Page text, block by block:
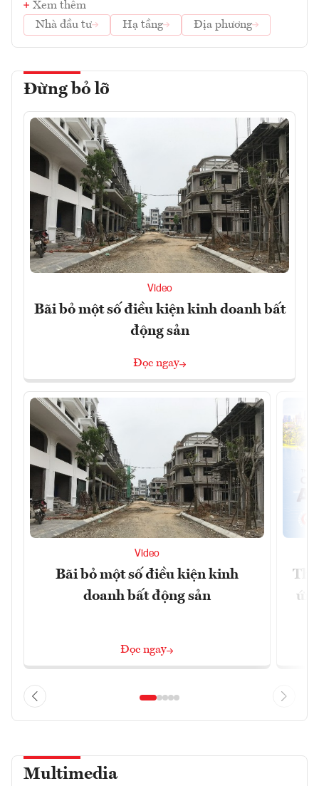
Xem thêm
Nhà đầu tư
Hạ tầng Địa phương
Đừng bỏ lỡ
Video
Bãi bỏ một số điều kiện kinh doanh bất
động sản
Đọc ngay
Video
Bãi bỏ một số điều kiện kinh
doanh bất động sản
Đọc ngay
Multimedia